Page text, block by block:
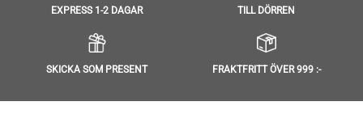
EXPRESS 1-2 DAGAR TILL DÖRREN
SKICKA SOM PRESENT FRAKTFRITT ÖVER 999 :-